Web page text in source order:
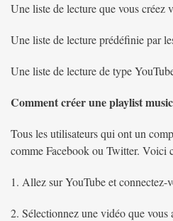
Une liste de lecture que vous créez
Une liste de lecture prédéfinie par
Une liste de lecture de type
Comment créer une playlist
Tous les utilisateurs qui ont un
comme Facebook ou Twitter. Voici
1. Allez sur YouTube et connectez-
2. Sélectionnez une vidéo que vous